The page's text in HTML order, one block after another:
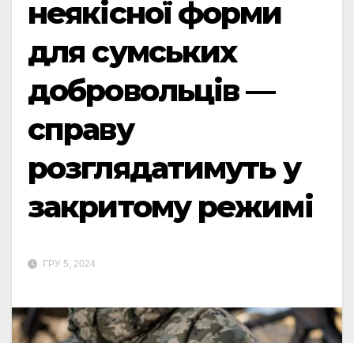
неякісної форми
для сумських
добровольців —
справу
розглядатимуть у
закритому режимі
ГРУ 5, 2024